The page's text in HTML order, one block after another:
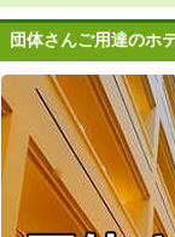
団体さんご用達のホ